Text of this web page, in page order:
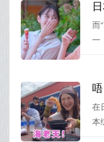
而
一
在
本